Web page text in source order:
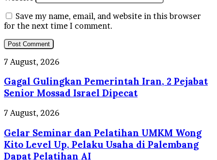
Save my name, email, and website in this browser
for the next time I comment.
Gagal
Pemerintah
Iran,
2
Pejabat
Senior
Mossad
Israel
Dipecat
7 August, 2026
Gagal Gulingkan Pemerintah Iran, 2 Pejabat
Senior Mossad Israel Dipecat
Gelar
dan
Pelatihan
UMKM
7 August, 2026
Gelar Seminar dan Pelatihan UMKM Wong
Kito Level Up, Pelaku Usaha di Palembang
Dapat Pelatihan AI